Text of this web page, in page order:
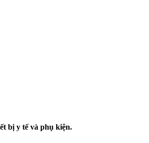
bị y tế và phụ kiện.